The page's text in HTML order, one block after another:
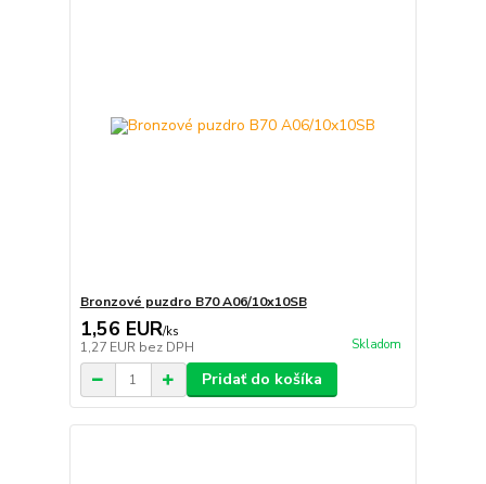
Bronzové puzdro B70 A06/10x10SB
1,56 EUR/ks
1,27 EUR bez DPH Skladom
Pridať do košíka